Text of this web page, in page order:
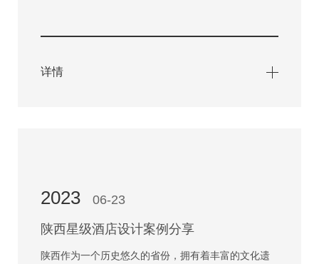
详情
2023 06-23
陕西星级酒店设计案例分享
陕西作为一个历史悠久的省份，拥有着丰富的文化遗